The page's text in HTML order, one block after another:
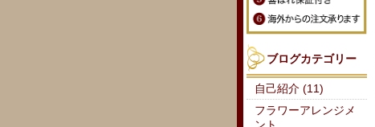
ブログカテゴリー
自己紹介 (11)
フラワーアレンジメ